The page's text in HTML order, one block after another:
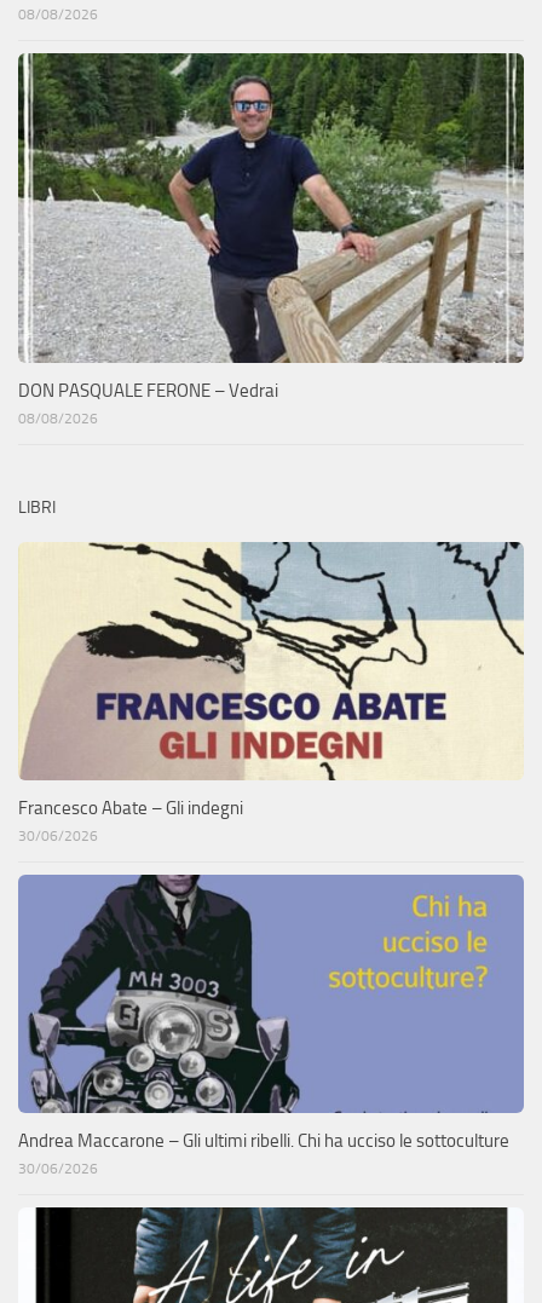
08/08/2026
DON PASQUALE FERONE – Vedrai
08/08/2026
LIBRI
Francesco Abate – Gli indegni
30/06/2026
Andrea Maccarone – Gli ultimi ribelli. Chi ha ucciso le sottoculture
30/06/2026